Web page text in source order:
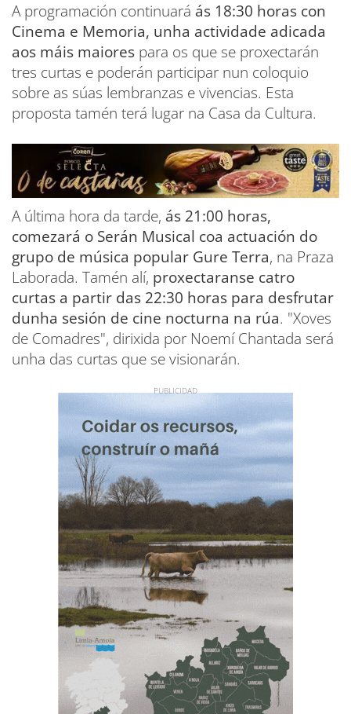
A programación continuará ás 18:30 horas con
Cinema e Memoria, unha actividade adicada
aos máis maiores para os que se proxectarán
tres curtas e poderán participar nun coloquio
sobre as súas lembranzas e vivencias. Esta
proposta tamén terá lugar na Casa da Cultura.
A última hora da tarde, ás 21:00 horas,
comezará o Serán Musical coa actuación do
grupo de música popular Gure Terra, na Praza
Laborada. Tamén alí, proxectaranse catro
curtas a partir das 22:30 horas para desfrutar
dunha sesión de cine nocturna na rúa. "Xoves
de Comadres", dirixida por Noemí Chantada será
unha das curtas que se visionarán.